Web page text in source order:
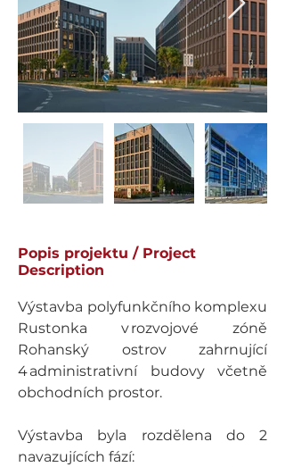
Popis projektu / Project
Description
Výstavba polyfunkčního komplexu
Rustonka v rozvojové zóně
Rohanský ostrov zahrnující
4 administrativní budovy včetně
obchodních prostor.
Výstavba byla rozdělena do 2
navazujících fází: